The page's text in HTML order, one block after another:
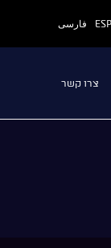
فارسی
צרו קשר